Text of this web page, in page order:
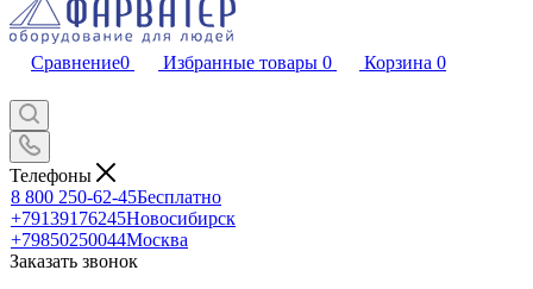
Сравнение0 Избранные товары 0 Корзина 0
Телефоны
8 800 250-62-45Бесплатно
+79139176245Новосибирск
+79850250044Москва
Заказать звонок